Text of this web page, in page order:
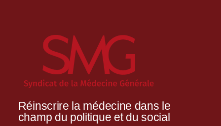
Réinscrire la médecine dans le
champ du politique et du social